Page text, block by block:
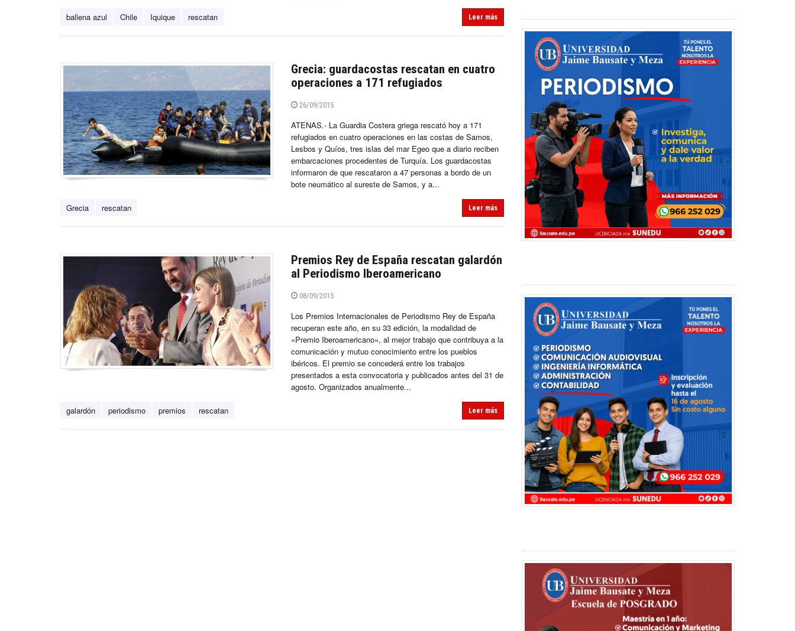
ballena azul Chile Iquique rescatan Leer más
Grecia: guardacostas rescatan en cuatro
operaciones a 171 refugiados
26/09/2015
ATENAS.- La Guardia Costera griega rescató hoy a 171
refugiados en cuatro operaciones en las costas de Samos,
Lesbos y Quíos, tres islas del mar Egeo que a diario reciben
embarcaciones procedentes de Turquía. Los guardacostas
informaron de que rescataron a 47 personas a bordo de un
bote neumático al sureste de Samos, y a...
Grecia rescatan Leer más
Premios Rey de España rescatan galardón
al Periodismo Iberoamericano
08/09/2015
Los Premios Internacionales de Periodismo Rey de España
recuperan este año, en su 33 edición, la modalidad de
«Premio Iberoamericano«, al mejor trabajo que contribuya a la
comunicación y mutuo conocimiento entre los pueblos
ibéricos. El premio se concederá entre los trabajos
presentados a esta convocatoria y publicados antes del 31 de
agosto. Organizados anualmente...
galardón periodismo premios rescatan Leer más